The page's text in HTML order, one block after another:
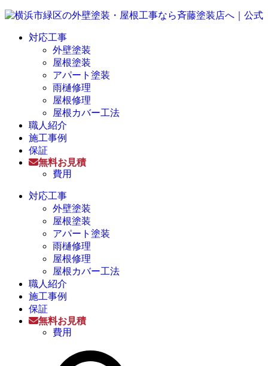
対応工事
外壁塗装
屋根塗装
アパート塗装
雨樋修理
屋根修理
屋根カバー工法
職人紹介
施工事例
保証
無料お見積
費用
対応工事
外壁塗装
屋根塗装
アパート塗装
雨樋修理
屋根修理
屋根カバー工法
職人紹介
施工事例
保証
無料お見積
費用